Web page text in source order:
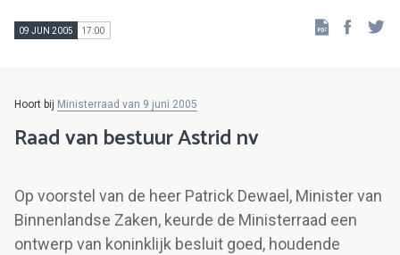
09 JUN 2005 17:00
Hoort bij Ministerraad van 9 juni 2005
Raad van bestuur Astrid nv
Op voorstel van de heer Patrick Dewael, Minister van
Binnenlandse Zaken, keurde de Ministerraad een
ontwerp van koninklijk besluit goed, houdende